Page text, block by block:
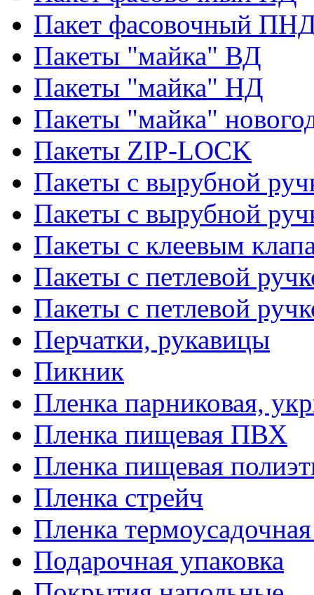
Пакет фасовочный
Пакеты "майка" ВД
Пакеты "майка" НД
Пакеты "майка"
Пакеты ZIP-LOCK
Пакеты с вырубной
Пакеты с вырубной
Пакеты с клеевым
Пакеты с петлевой
Пакеты с петлевой
Перчатки, рукавицы
Пикник
Пленка парниковая,
Пленка пищевая ПВХ
Пленка пищевая
Пленка стрейч
Пленка
Подарочная упаковка